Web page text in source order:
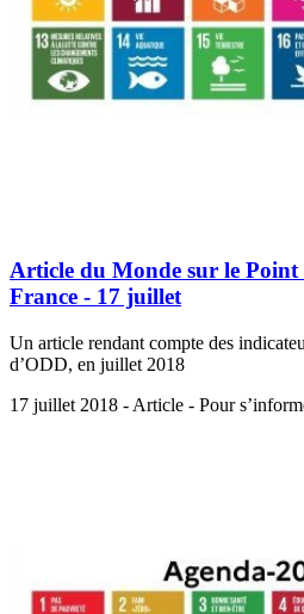
Article du Monde sur le Point
France - 17 juillet
Un article rendant compte des
d’ODD, en juillet 2018
17 juillet 2018 - Article - Pour